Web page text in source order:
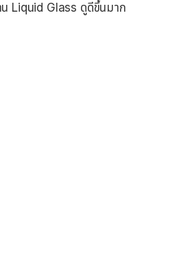
น Liquid Glass ดูดีขึ้นมาก